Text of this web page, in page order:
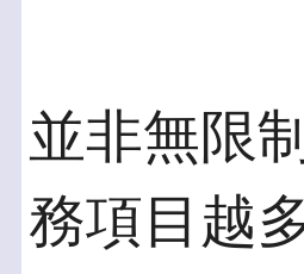
並非無限
務項目越